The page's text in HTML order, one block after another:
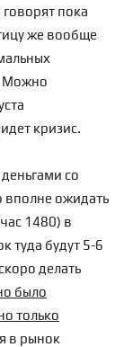
пока
же вообще
Можно
кризис.
со
ожидать
1480) в
туда будут 5-6
делать
было
только
в рынок